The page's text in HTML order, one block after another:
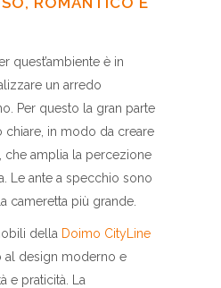
quest’ambiente è in
un arredo
Per questo la gran parte
chiare, in modo da creare
che amplia la percezione
Le ante a specchio sono
cameretta più grande.
della Doimo CityLine
al design moderno e
e praticità. La